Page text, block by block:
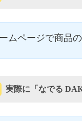
ムページで商品
実際に「なでる